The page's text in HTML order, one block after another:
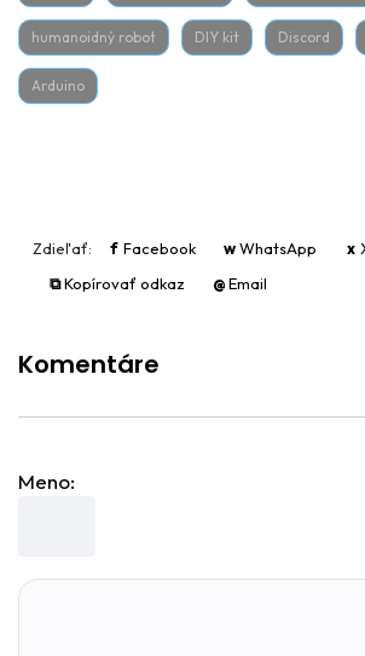
humanoidný robot DIY kit Discord
Arduino
Zdieľať: f Facebook wWhatsApp x
⧉ Kopírovať odkaz @Email
Komentáre
Meno: